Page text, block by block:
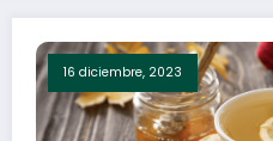
16 diciembre, 2023